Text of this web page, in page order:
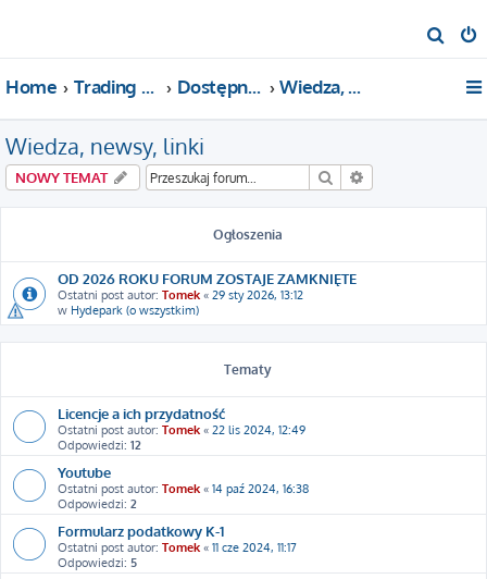
z
Home Trading For a Living Dostępne kategorie Wiedza, newsy, linki
Wiedza, newsy, linki
NOWY TEMAT Szukaj
Ogłoszenia
OD 2026 ROKU FORUM ZOSTAJE ZAMKNIĘTE
Ostatni post autor: Tomek « 29 sty 2026, 13:12
w Hydepark (o wszystkim)
Tematy
Licencje a ich przydatność
Ostatni post autor: Tomek « 22 lis 2024, 12:49
Odpowiedzi: 12
Youtube
Ostatni post autor: Tomek « 14 paź 2024, 16:38
Odpowiedzi: 2
Formularz podatkowy K-1
Ostatni post autor: Tomek « 11 cze 2024, 11:17
Odpowiedzi: 5